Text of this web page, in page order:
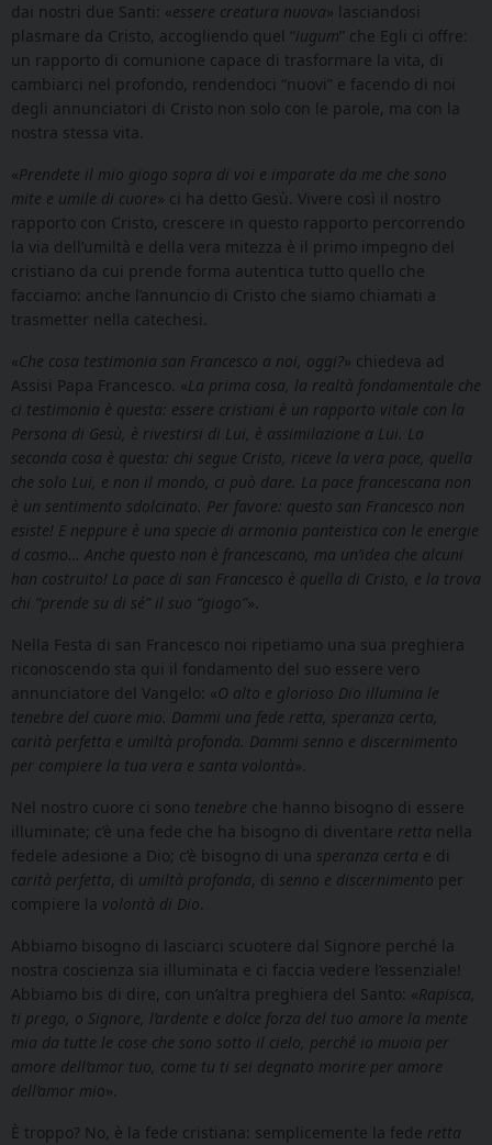
dai nostri due Santi: «essere creatura nuova» lasciandosi
plasmare da Cristo, accogliendo quel “iugum” che Egli ci offre:
un rapporto di comunione capace di trasformare la vita, di
cambiarci nel profondo, rendendoci “nuovi” e facendo di noi
degli annunciatori di Cristo non solo con le parole, ma con la
nostra stessa vita.
«Prendete il mio giogo sopra di voi e imparate da me che sono
mite e umile di cuore» ci ha detto Gesù. Vivere così il nostro
rapporto con Cristo, crescere in questo rapporto percorrendo
la via dell’umiltà e della vera mitezza è il primo impegno del
cristiano da cui prende forma autentica tutto quello che
facciamo: anche l’annuncio di Cristo che siamo chiamati a
trasmetter nella catechesi.
«Che cosa testimonia san Francesco a noi, oggi?» chiedeva ad
Assisi Papa Francesco. «La prima cosa, la realtà fondamentale che
ci testimonia è questa: essere cristiani è un rapporto vitale con la
Persona di Gesù, è rivestirsi di Lui, è assimilazione a Lui. La
seconda cosa è questa: chi segue Cristo, riceve la vera pace, quella
che solo Lui, e non il mondo, ci può dare. La pace francescana non
è un sentimento sdolcinato. Per favore: questo san Francesco non
esiste! E neppure è una specie di armonia panteistica con le energie
d cosmo… Anche questo non è francescano, ma un’idea che alcuni
han costruito! La pace di san Francesco è quella di Cristo, e la trova
chi “prende su di sé” il suo “giogo”».
Nella Festa di san Francesco noi ripetiamo una sua preghiera
riconoscendo sta qui il fondamento del suo essere vero
annunciatore del Vangelo: «O alto e glorioso Dio illumina le
tenebre del cuore mio. Dammi una fede retta, speranza certa,
carità perfetta e umiltà profonda. Dammi senno e discernimento
per compiere la tua vera e santa volontà».
Nel nostro cuore ci sono tenebre che hanno bisogno di essere
illuminate; c’è una fede che ha bisogno di diventare retta nella
fedele adesione a Dio; c’è bisogno di una speranza certa e di
carità perfetta, di umiltà profonda, di senno e discernimento per
compiere la volontà di Dio
Abbiamo bisogno di lasciarci scuotere dal Signore perché la
nostra coscienza sia illuminata e ci faccia vedere l’essenziale!
Abbiamo bis di dire, con un’altra preghiera del Santo: «Rapisca,
ti prego, o Signore, l’ardente e dolce forza del tuo amore la mente
mia da tutte le cose che sono sotto il cielo, perché io muoia per
amore dell’amor tuo, come tu ti sei degnato morire per amore
dell’amor mio».
È troppo? No, è la fede cristiana: semplicemente la fede retta